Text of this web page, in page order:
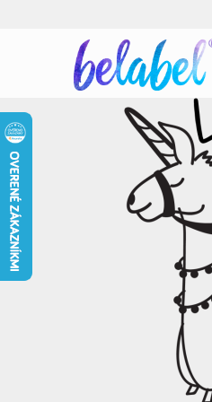
Dárky pro..
Dárky pro maminku
Dárky pro ségru
Dárky pro babičku
Dárky pro tátu
Dárky pro bráchu
Dárky pro partnera
Dárky pro partnerku
Dárky pro přátele